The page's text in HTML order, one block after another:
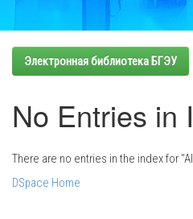
Электронная библиотека БГЭУ
No Entries in
There are no entries in the index for
DSpace Home